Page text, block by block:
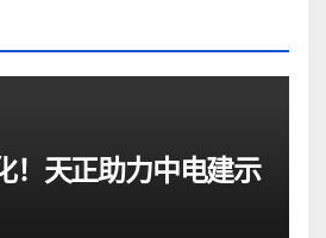
！天正助力中电建示